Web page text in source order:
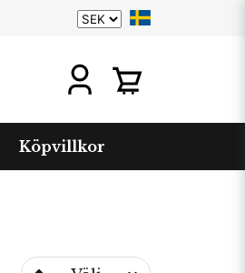
Köpvillkor